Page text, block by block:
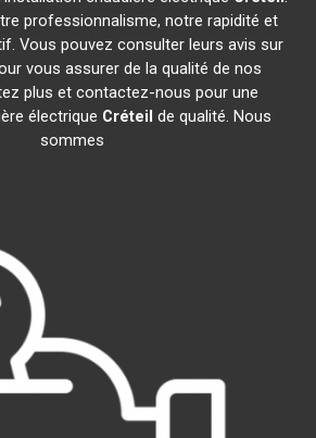
professionnalisme, notre rapidité et
Vous pouvez consulter leurs avis sur
vous assurer de la qualité de nos
plus et contactez-nous pour une
électrique Créteil de qualité. Nous
sommes